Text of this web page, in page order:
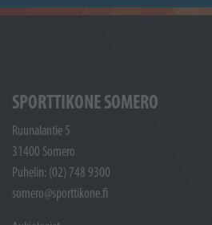
SPORTTIKONE SOMERO
Ruunalantie 5
31400 Somero
Puhelin: (02) 748 9300
somero@sporttikone.fi